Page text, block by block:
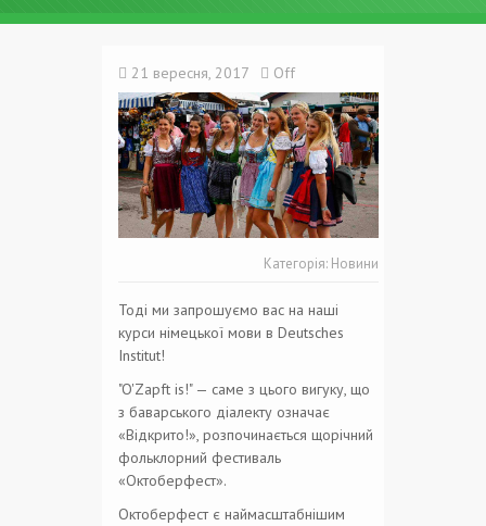
21 вересня, 2017 Off
Категорія: Новини
Тоді ми запрошуємо вас на наші
курси німецької мови в Deutsches
Institut!
"O'Zapft is!" — саме з цього вигуку, що
з баварського діалекту означає
«Відкрито!», розпочинається щорічний
фольклорний фестиваль
«Октоберфест».
Октоберфест є наймасштабнішим